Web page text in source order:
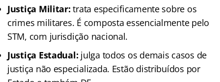
Justiça Militar: trata especificamente sobre os
crimes militares. É composta essencialmente pelo
STM, com jurisdição nacional.
Justiça Estadual: julga todos os demais casos de
justiça não especializada. Estão distribuídos por